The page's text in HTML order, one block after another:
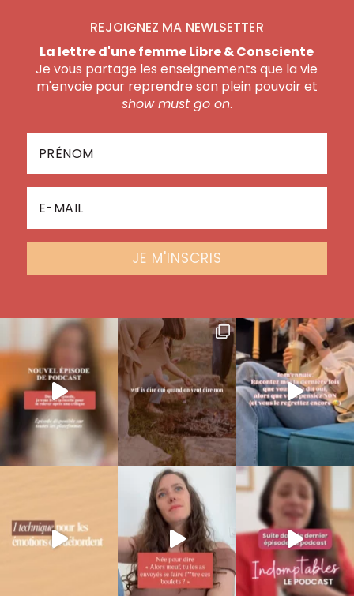
REJOIGNEZ MA NEWLSETTER
La lettre d'une femme Libre & Consciente
Je vous partage les enseignements que la vie
m'envoie pour reprendre son plein pouvoir et
show must go on.
JE M'INSCRIS